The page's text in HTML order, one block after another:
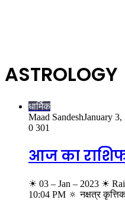
ASTROLOGY
धार्मिक
Maad SandeshJanuary 3,
0 301
आज का
☀ 03 – Jan – 2023 ☀
10:04 PM 🔅 नक्षत्र